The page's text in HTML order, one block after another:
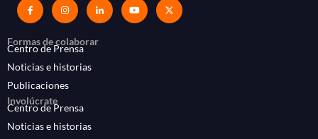
Formas de colaborar
Centro de Prensa
Noticias e historias
Publicaciones
Involúcrate
Centro de Prensa
Noticias e historias